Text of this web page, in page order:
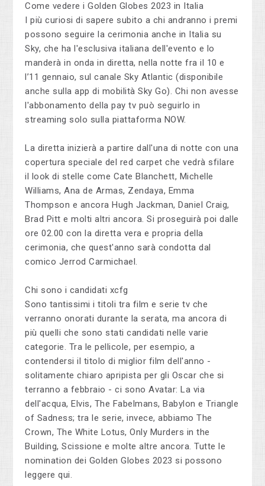
Come vedere i Golden Globes 2023 in Italia
I più curiosi di sapere subito a chi andranno i premi
possono seguire la cerimonia anche in Italia su
Sky, che ha l'esclusiva italiana dell'evento e lo
manderà in onda in diretta, nella notte fra il 10 e
l’11 gennaio, sul canale Sky Atlantic (disponibile
anche sulla app di mobilità Sky Go). Chi non avesse
l'abbonamento della pay tv può seguirlo in
streaming solo sulla piattaforma NOW.
La diretta inizierà a partire dall'una di notte con una
copertura speciale del red carpet che vedrà sfilare
il look di stelle come Cate Blanchett, Michelle
Williams, Ana de Armas, Zendaya, Emma
Thompson e ancora Hugh Jackman, Daniel Craig,
Brad Pitt e molti altri ancora. Si proseguirà poi dalle
ore 02.00 con la diretta vera e propria della
cerimonia, che quest'anno sarà condotta dal
comico Jerrod Carmichael.
Chi sono i candidati xcfg
Sono tantissimi i titoli tra film e serie tv che
verranno onorati durante la serata, ma ancora di
più quelli che sono stati candidati nelle varie
categorie. Tra le pellicole, per esempio, a
contendersi il titolo di miglior film dell'anno -
solitamente chiaro apripista per gli Oscar che si
terranno a febbraio - ci sono Avatar: La via
dell'acqua, Elvis, The Fabelmans, Babylon e Triangle
of Sadness; tra le serie, invece, abbiamo The
Crown, The White Lotus, Only Murders in the
Building, Scissione e molte altre ancora. Tutte le
nomination dei Golden Globes 2023 si possono
leggere qui.